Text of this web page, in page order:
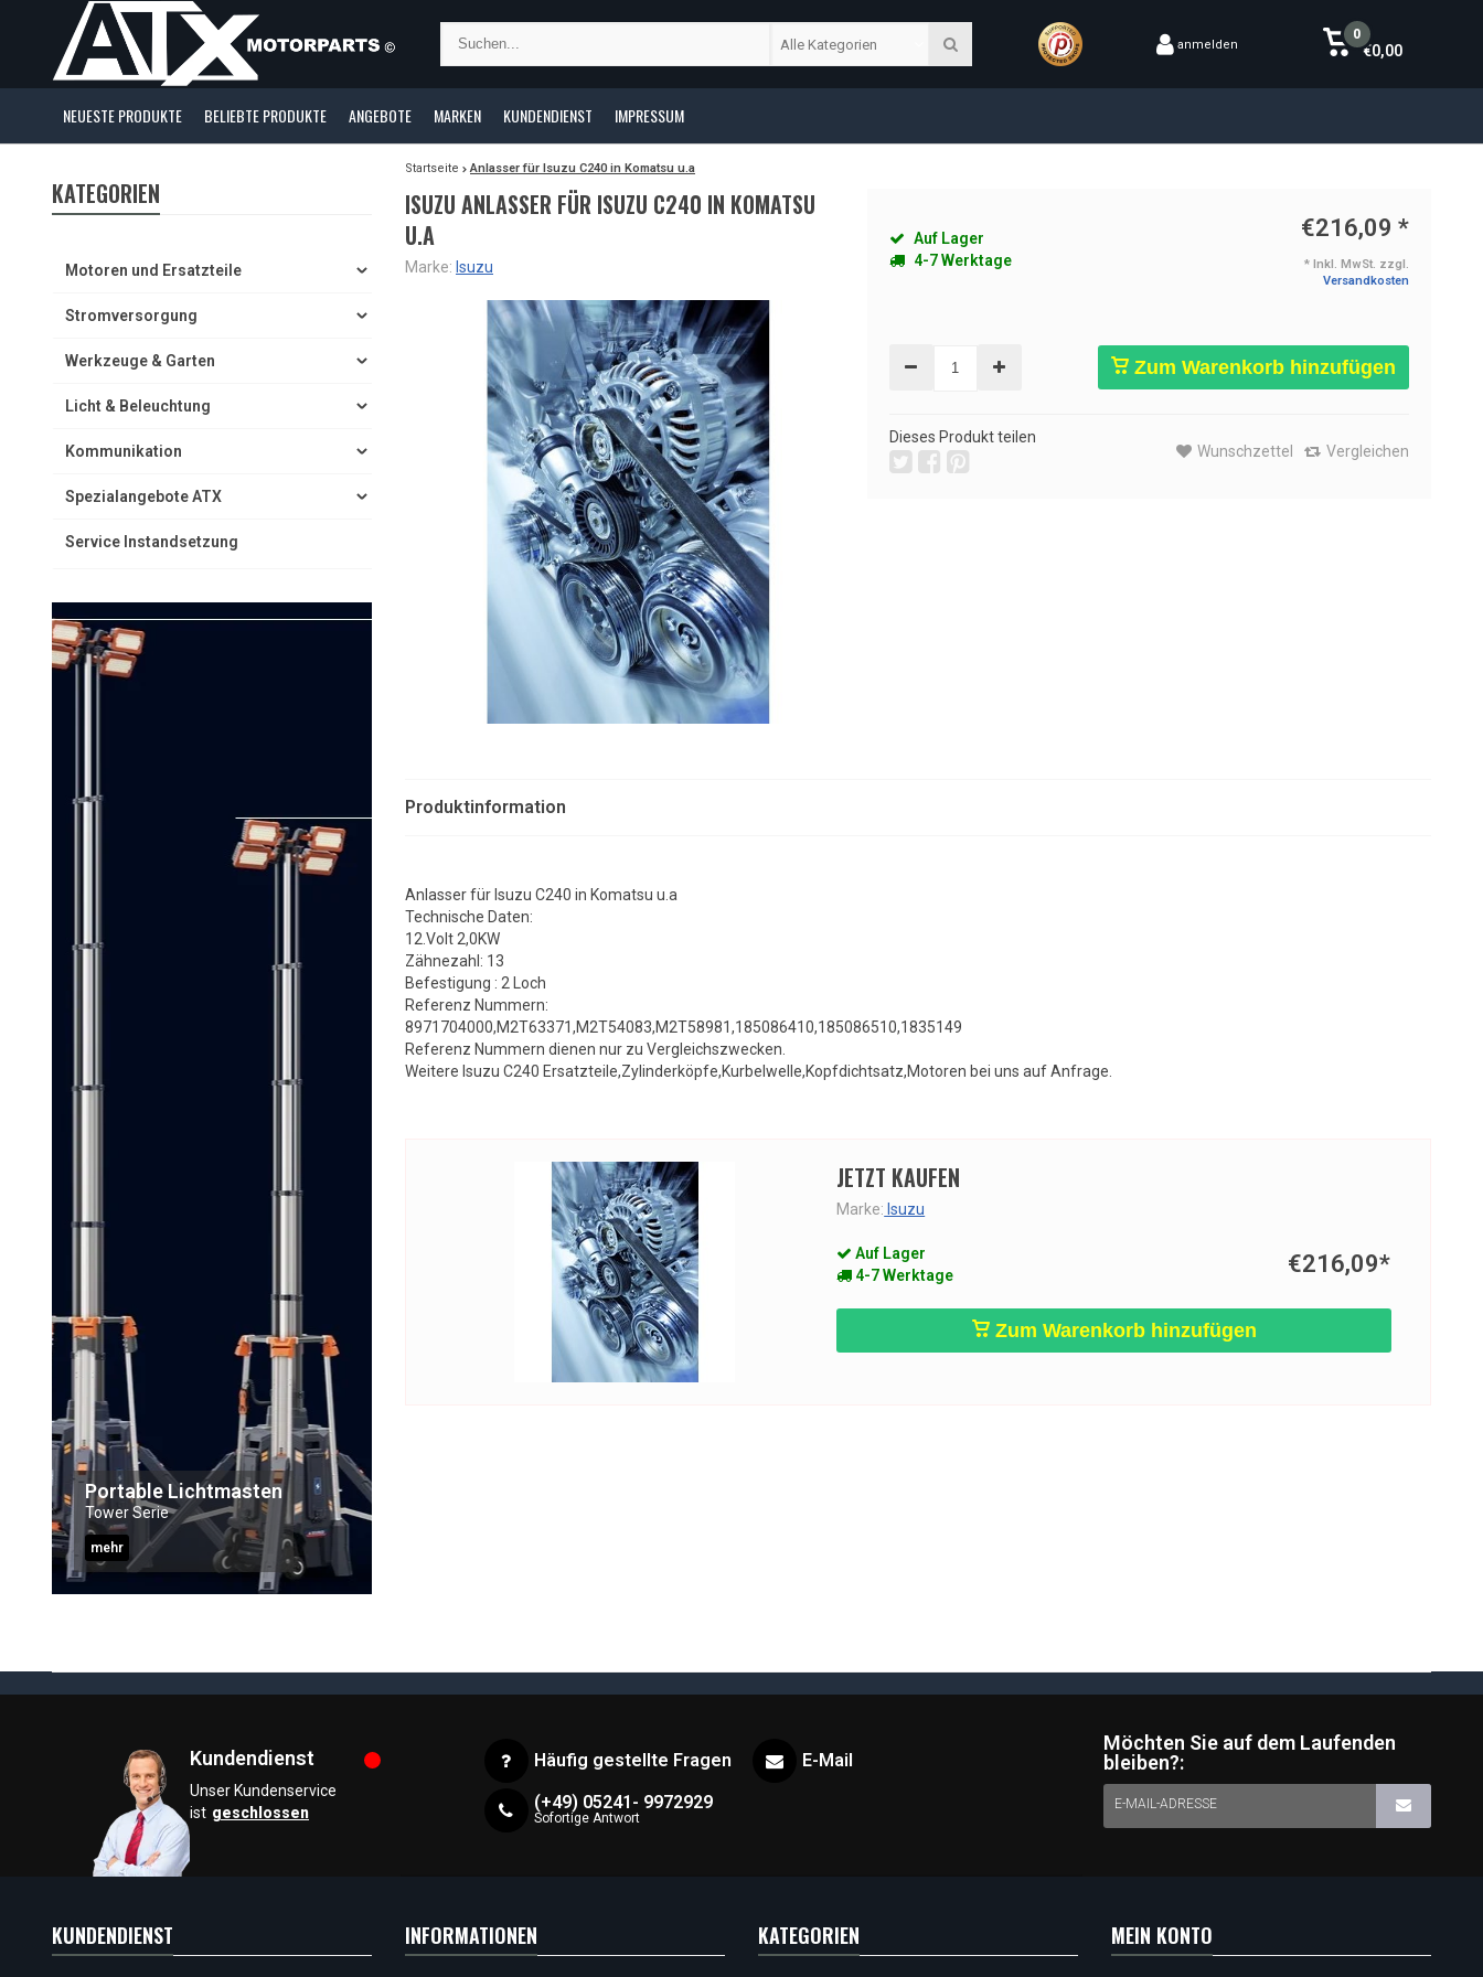
Alle Kategorien anmelden
0
€0,00
NEUESTE PRODUKTE BELIEBTE PRODUKTE ANGEBOTE MARKEN KUNDENDIENST IMPRESSUM
KATEGORIEN
Motoren und Ersatzteile
Stromversorgung
Werkzeuge & Garten
Licht & Beleuchtung
Kommunikation
Spezialangebote ATX
Service Instandsetzung
Portable Lichtmasten
Tower Serie
mehr
Startseite Anlasser für Isuzu C240 in Komatsu u.a
ISUZU ANLASSER FÜR ISUZU C240 IN KOMATSU
U.A
Marke: Isuzu
Auf Lager
4-7 Werktage
€216,09 *
* Inkl. MwSt. zzgl.
Versandkosten
Zum Warenkorb hinzufügen
Dieses Produkt teilen
Wunschzettel
Vergleichen
Produktinformation
Anlasser für Isuzu C240 in Komatsu u.a
Technische Daten:
12.Volt 2,0KW
Zähnezahl: 13
Befestigung : 2 Loch
Referenz Nummern:
8971704000,M2T63371,M2T54083,M2T58981,185086410,185086510,1835149
Referenz Nummern dienen nur zu Vergleichszwecken.
Weitere Isuzu C240 Ersatzteile,Zylinderköpfe,Kurbelwelle,Kopfdichtsatz,Motoren bei uns auf Anfrage.
JETZT KAUFEN
Marke: Isuzu
Auf Lager
4-7 Werktage
€216,09*
Zum Warenkorb hinzufügen
Kundendienst
Unser Kundenservice
ist geschlossen
Häufig gestellte Fragen
(+49) 05241- 9972929
Sofortige Antwort
E-Mail
Möchten Sie auf dem Laufenden
bleiben?:
E-MAIL-ADRESSE
KUNDENDIENST INFORMATIONEN KATEGORIEN MEIN KONTO